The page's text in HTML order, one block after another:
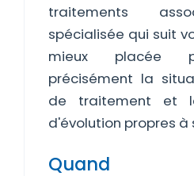
traitements
spécialisée qui suit
mieux placée
précisément la
de traitement et
d'évolution propres à
Quand